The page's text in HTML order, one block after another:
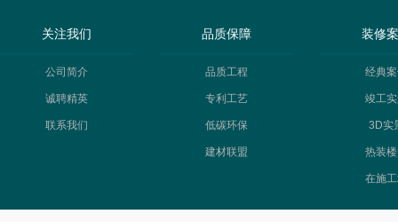
关注我们
公司简介
诚聘精英
联系我们
品质保障
品质工程
专利工艺
低碳环保
建材联盟
装修
经典
竣工
3D实
热装
在施